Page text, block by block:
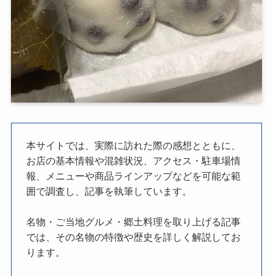
本サイトでは、実際に訪れた際の感想とともに、
お店の基本情報や混雑状況、アクセス・駐車場情
報、メニューや商品ラインアップなどを可能な範
囲で調査し、記事を執筆しています。
名物・ご当地グルメ・郷土料理を取り上げる記事
では、その名物の特徴や歴史を詳しく解説してお
ります。